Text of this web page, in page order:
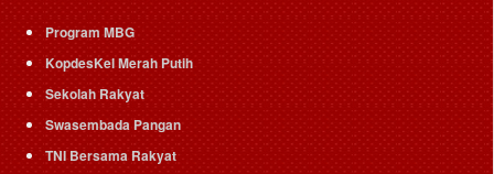
Program MBG
KopdesKel Merah Putih
Sekolah Rakyat
Swasembada Pangan
TNI Bersama Rakyat